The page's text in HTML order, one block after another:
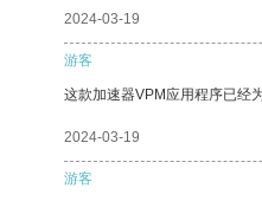
2024-03-19
游客
这款加速器VPM应用程序已经
2024-03-19
游客